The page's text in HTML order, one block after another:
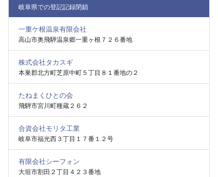
岐阜県での登記記録閉鎖
一重ケ根温泉有限会社
高山市奥飛騨温泉郷一重ヶ根７２６番地
株式会社タカスギ
本巣郡北方町芝原中町５丁目８１番地の２
たねまくひとの会
飛騨市宮川町種蔵２６２
合資会社モリタ工業
岐阜市福光西３丁目１７番１２号
有限会社シーフォン
大垣市割田２丁目４２３番地